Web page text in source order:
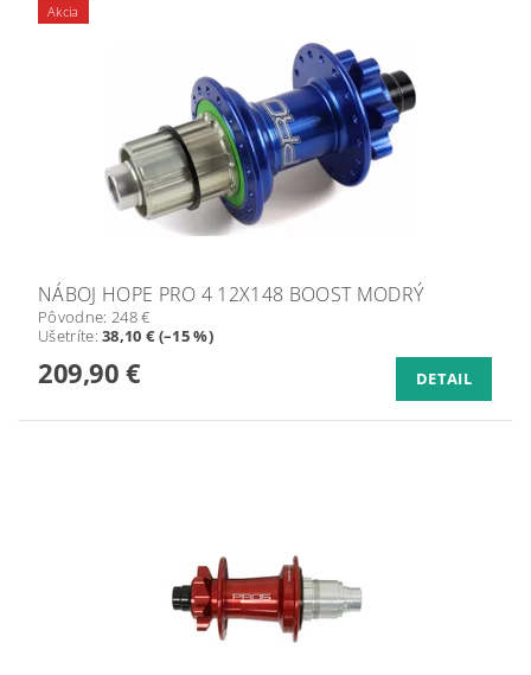
Akcia
NÁBOJ HOPE PRO 4 12X148 BOOST MODRÝ
Pôvodne: 248 €
Ušetríte:38,10 € (–15 %)
209,90 € DETAIL